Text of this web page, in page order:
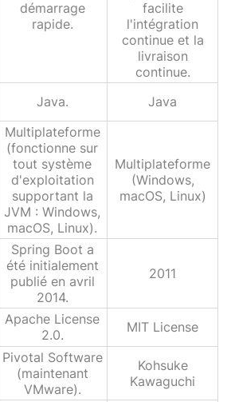
démarrage
rapide.
facilite
l'intégration
continue et la
livraison
continue.
Java. Java
Multiplateforme
(fonctionne sur
tout système
d'exploitation
supportant la
JVM : Windows,
macOS, Linux).
Multiplateforme
(Windows,
macOS, Linux)
Spring Boot a
été initialement
publié en avril
2014.
2011
Apache License
2.0.
MIT License
Pivotal Software
(maintenant
VMware).
Kohsuke
Kawaguchi